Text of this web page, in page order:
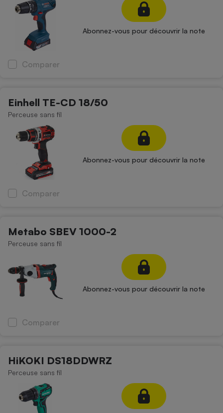
Abonnez-vous pour découvrir la note
Comparer
Einhell TE-CD 18/50
Perceuse sans fil
Abonnez-vous pour découvrir la note
Comparer
Metabo SBEV 1000-2
Perceuse sans fil
Abonnez-vous pour découvrir la note
Comparer
HiKOKI DS18DDWRZ
Perceuse sans fil